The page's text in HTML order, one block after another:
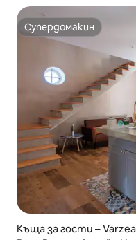
Супердомакин
Супердомакин
Къща за гости – Varzea